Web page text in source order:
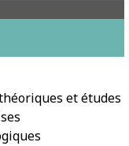
et études